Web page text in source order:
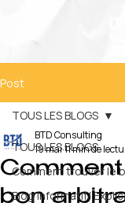
Post
TOUS LES BLOGS
Comment trouver le
Blog Informatif/
TOUS LES BLOGS
bon
BTD Consulting
19 mai11 min de